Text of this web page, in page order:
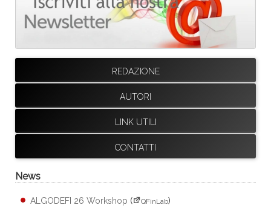
REDAZIONE
AUTORI
LINK UTILI
CONTATTI
News
ALGODEFI 26 Workshop ( QFinLab)